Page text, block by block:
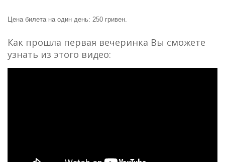
Цена билета на один день: 250 гривен.
Как прошла первая вечеринка Вы сможете
узнать из этого видео: